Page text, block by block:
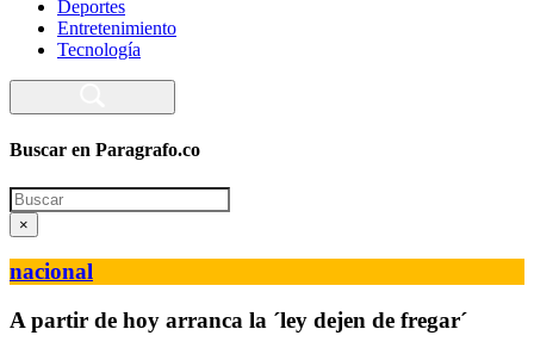
Deportes
Entretenimiento
Tecnología
Buscar en Paragrafo.co
Search
×
nacional
A partir de hoy arranca la ´ley dejen de fregar´